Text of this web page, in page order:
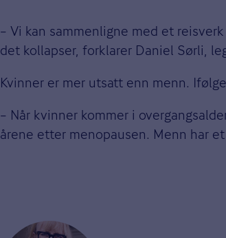
– Vi kan sammenligne med et
det kollapser, forklarer Daniel Sørli,
Kvinner er mer utsatt enn menn.
– Når kvinner kommer i
årene etter menopausen. Menn har